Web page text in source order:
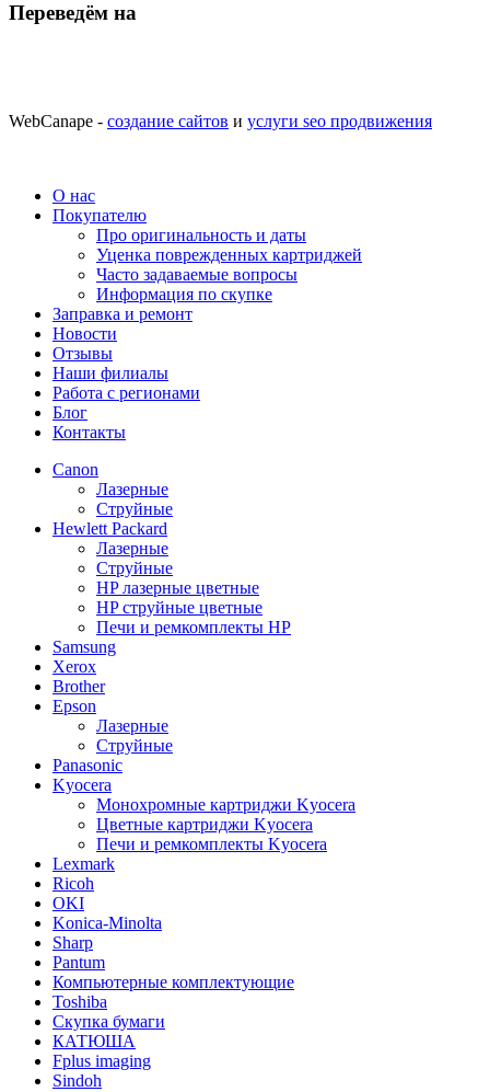
Переведём на
WebCanape - создание сайтов и услуги seo продвижения
О нас
Покупателю
Про оригинальность и даты
Уценка поврежденных картриджей
Часто задаваемые вопросы
Информация по скупке
Заправка и ремонт
Новости
Отзывы
Наши филиалы
Работа с регионами
Блог
Контакты
Canon
Лазерные
Струйные
Hewlett Packard
Лазерные
Струйные
HP лазерные цветные
HP струйные цветные
Печи и ремкомплекты HP
Samsung
Xerox
Brother
Epson
Лазерные
Струйные
Panasonic
Kyocera
Монохромные картриджи Kyocera
Цветные картриджи Kyocera
Печи и ремкомплекты Kyocera
Lexmark
Ricoh
OKI
Konica-Minolta
Sharp
Pantum
Компьютерные комплектующие
Toshiba
Скупка бумаги
КАТЮША
Fplus imaging
Sindoh